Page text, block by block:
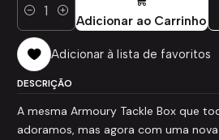
Quantidade Adicionar ao Carrinho
Adicionar à lista de favoritos
DESCRIÇÃO
A mesma Armoury Tackle Box que
adoramos, mas agora com uma